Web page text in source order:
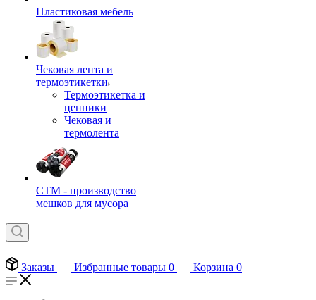
Пластиковая мебель
Чековая лента и
термоэтикетки
Термоэтикетка и
ценники
Чековая и
термолента
СТМ - производство
мешков для мусора
Заказы Избранные товары 0 Корзина 0